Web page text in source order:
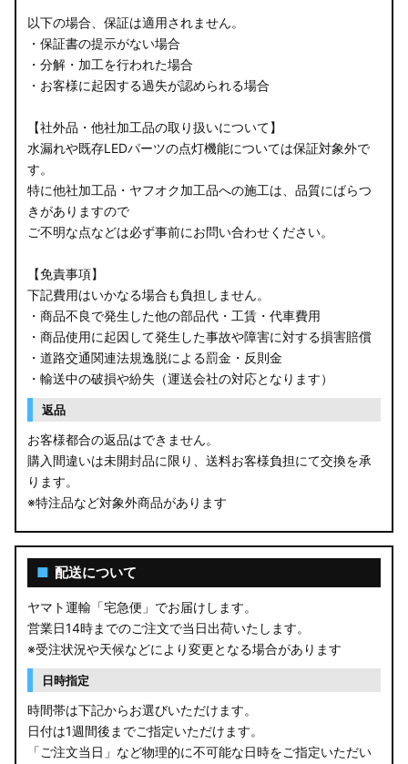
以下の場合、保証は適用されません。
・保証書の提示がない場合
・分解・加工を行われた場合
・お客様に起因する過失が認められる場合
【社外品・他社加工品の取り扱いについて】
水漏れや既存LEDパーツの点灯機能については保証対象外で
す。
特に他社加工品・ヤフオク加工品への施工は、品質にばらつ
きがありますので
ご不明な点などは必ず事前にお問い合わせください。
【免責事項】
下記費用はいかなる場合も負担しません。
・商品不良で発生した他の部品代・工賃・代車費用
・商品使用に起因して発生した事故や障害に対する損害賠償
・道路交通関連法規逸脱による罰金・反則金
・輸送中の破損や紛失（運送会社の対応となります）
返品
お客様都合の返品はできません。
購入間違いは未開封品に限り、送料お客様負担にて交換を承
ります。
※特注品など対象外商品があります
■ 配送について
ヤマト運輸「宅急便」でお届けします。
営業日14時までのご注文で当日出荷いたします。
※受注状況や天候などにより変更となる場合があります
日時指定
時間帯は下記からお選びいただけます。
日付は1週間後までご指定いただけます。
「ご注文当日」など物理的に不可能な日時をご指定いただい